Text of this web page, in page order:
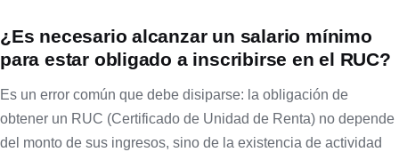
¿Es necesario alcanzar un salario mínimo
para estar obligado a inscribirse en el RUC?
Es un error común que debe disiparse: la obligación de
obtener un RUC (Certificado de Unidad de Renta) no depende
del monto de sus ingresos, sino de la existencia de actividad